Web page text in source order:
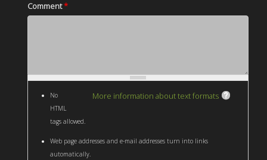
Comment*
More information about text formats
No
HTML
tags allowed.
Web page addresses and e-mail addresses turn into links
automatically.